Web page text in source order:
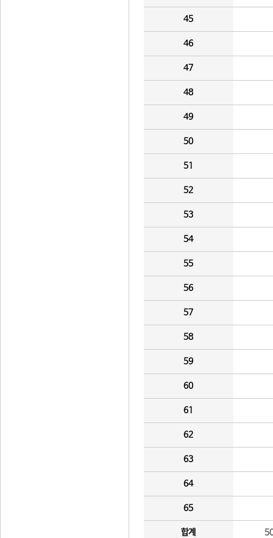
45
46
47
48
49
50
51
52
53
54
55
56
57
58
59
60
61
62
63
64
65
합계